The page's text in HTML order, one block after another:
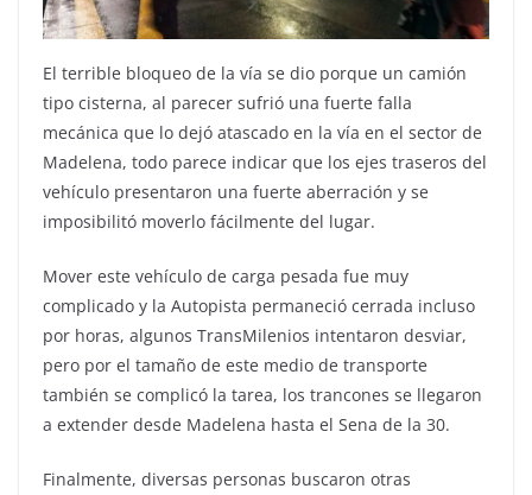
El terrible bloqueo de la vía se dio porque un camión
tipo cisterna, al parecer sufrió una fuerte falla
mecánica que lo dejó atascado en la vía en el sector de
Madelena, todo parece indicar que los ejes traseros del
vehículo presentaron una fuerte aberración y se
imposibilitó moverlo fácilmente del lugar.
Mover este vehículo de carga pesada fue muy
complicado y la Autopista permaneció cerrada incluso
por horas, algunos TransMilenios intentaron desviar,
pero por el tamaño de este medio de transporte
también se complicó la tarea, los trancones se llegaron
a extender desde Madelena hasta el Sena de la 30.
Finalmente, diversas personas buscaron otras